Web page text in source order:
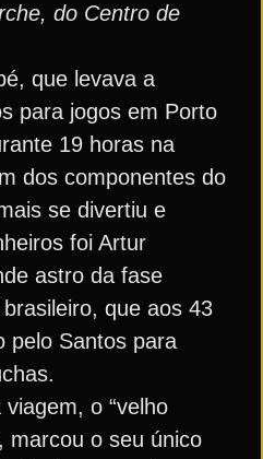
do Centro de
que levava a
para jogos em Porto
19 horas na
dos componentes do
se divertiu e
foi Artur
astro da fase
que aos 43
pelo Santos para
o “velho
marcou o seu único